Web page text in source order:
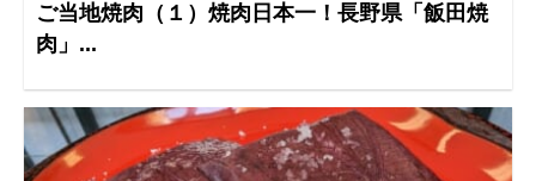
ご当地焼肉（１）焼肉日本一！長野県「飯田焼
肉」...